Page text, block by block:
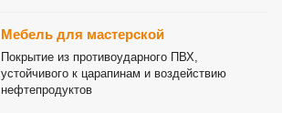
Мебель для мастерской
Покрытие из противоударного ПВХ,
устойчивого к царапинам и воздействию
нефтепродуктов